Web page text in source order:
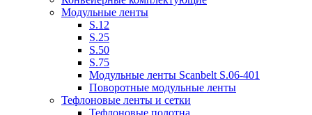
Модульные ленты
S.12
S.25
S.50
S.75
Модульные ленты Scanbelt S.06-401
Поворотные модульные ленты
Тефлоновые ленты и сетки
Тефлоновые полотна